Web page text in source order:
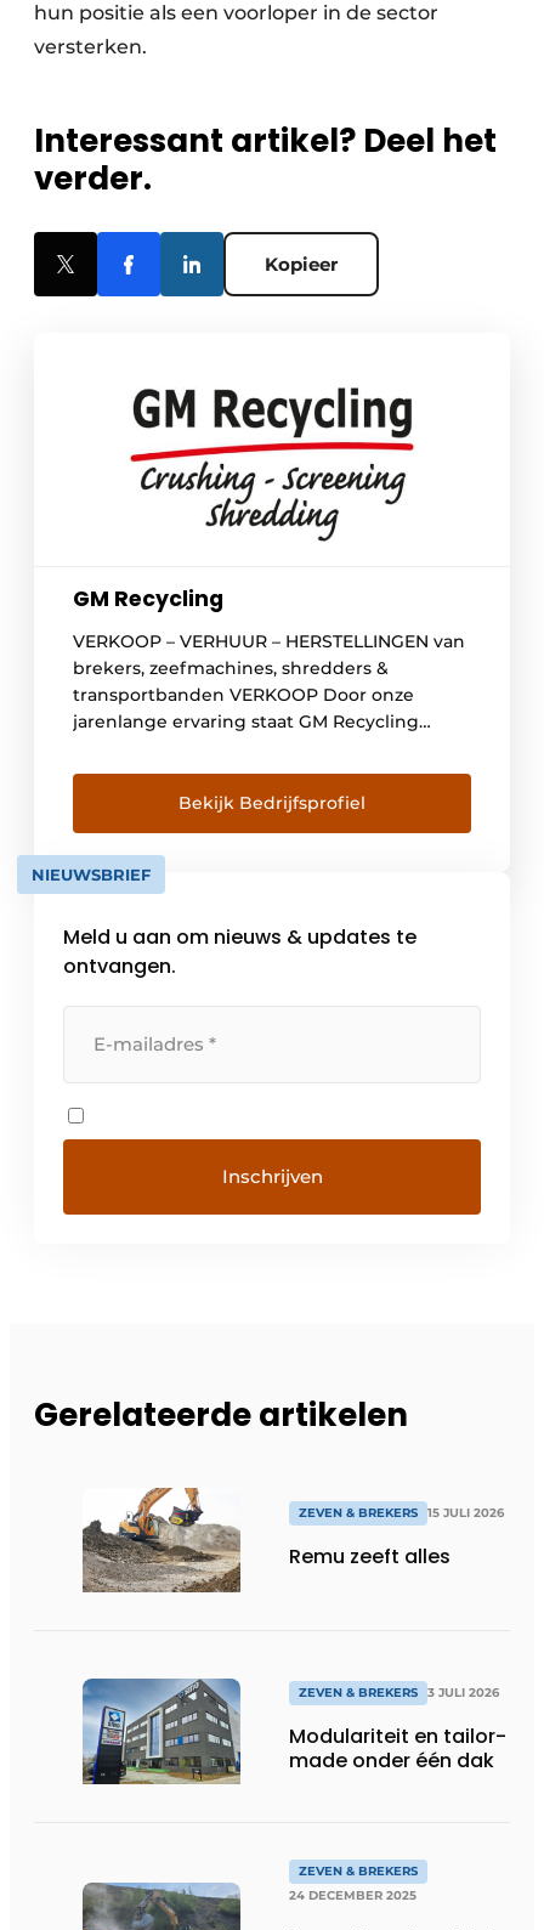
hun positie als een voorloper in de sector
versterken.
Interessant artikel? Deel het
verder.
Kopieer
GM Recycling
VERKOOP – VERHUUR – HERSTELLINGEN van
brekers, zeefmachines, shredders &
transportbanden VERKOOP Door onze
jarenlange ervaring staat GM Recycling
aankoop van uw nieuwe breker,
zeefmachine, shredder of transportband.
Samen bekijken wij welke machine het
meest rendabel is voor u en uw bedrijf. De
kers op de taart is onze […]
Bekijk Bedrijfsprofiel
NIEUWSBRIEF
Meld u aan om nieuws & updates te
ontvangen.
Gerelateerde artikelen
ZEVEN & BREKERS 15 JULI 2026
Remu zeeft alles
ZEVEN & BREKERS 3 JULI 2026
Modulariteit en tailor-
made onder één dak
ZEVEN & BREKERS
24 DECEMBER 2025